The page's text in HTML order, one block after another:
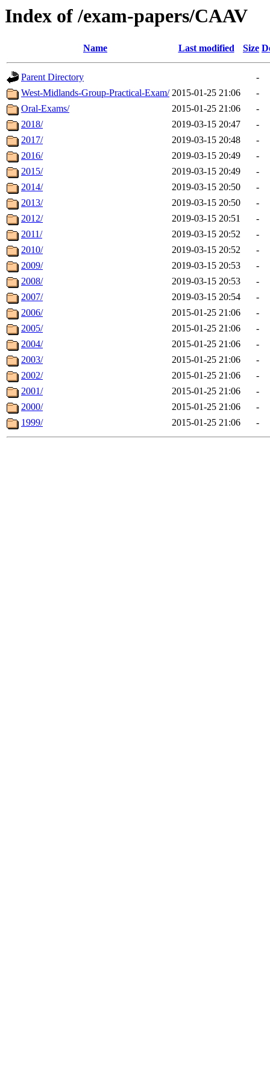
Index of /exam-papers/CAAV
Name Last modified Size
Parent Directory
-
West-Midlands-Group-Practical-Exam/ 2015-01-25 21:06
-
Oral-Exams/
2015-01-25 21:06
-
2018/
2019-03-15 20:47
-
2017/
2019-03-15 20:48
-
2016/
2019-03-15 20:49
-
2015/
2019-03-15 20:49
-
2014/
2019-03-15 20:50
-
2013/
2019-03-15 20:50
-
2012/
2019-03-15 20:51
-
2011/
2019-03-15 20:52
-
2010/
2019-03-15 20:52
-
2009/
2019-03-15 20:53
-
2008/
2019-03-15 20:53
-
2007/
2019-03-15 20:54
-
2006/
2015-01-25 21:06
-
2005/
2015-01-25 21:06
-
2004/
2015-01-25 21:06
-
2003/
2015-01-25 21:06
-
2002/
2015-01-25 21:06
-
2001/
2015-01-25 21:06
-
2000/
2015-01-25 21:06
-
1999/
2015-01-25 21:06 -